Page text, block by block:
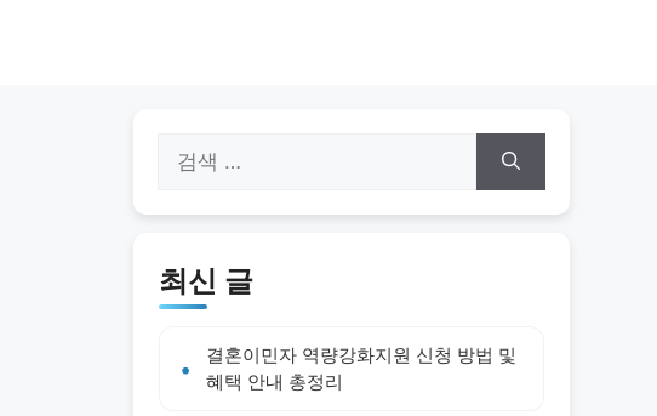
색:
최신 글
결혼이민자 역량강화지원 신청 방법 및
혜택 안내 총정리